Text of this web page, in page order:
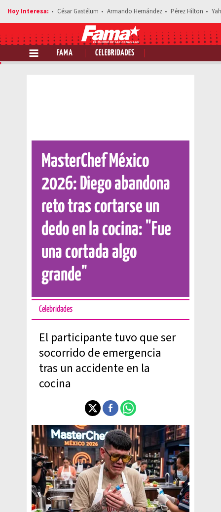
César Gastélum Armando Hernández Pérez Hilton
FAMA CELEBRIDADES
Comparte esta noticia
MasterChef México
2026: Diego abandona
reto tras cortarse un
dedo en la cocina: "Fue
una cortada algo
grande"
Celebridades
El participante tuvo que ser
socorrido de emergencia
tras un accidente en la
cocina